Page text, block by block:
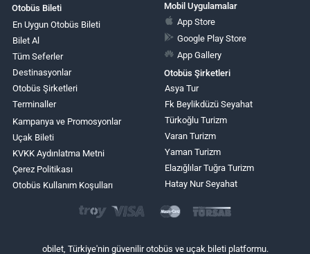
Otobüs Bileti
En Uygun Otobüs Bileti
Bilet Al
Tüm Seferler
Destinasyonlar
Otobüs Şirketleri
Terminaller
Kampanya ve Promosyonlar
Uçak Bileti
KVKK Aydınlatma Metni
Çerez Politikası
Otobüs Kullanım Koşulları
Mobil Uygulamalar
App Store
Google Play Store
App Gallery
Otobüs Şirketleri
Asya Tur
Fk Beylikdüzü Seyahat
Türkoğlu Turizm
Varan Turizm
Yaman Turizm
Elazığlılar Tuğra Turizm
Hatay Nur Seyahat
obilet, Türkiye'nin güvenilir otobüs ve uçak bileti platformu.